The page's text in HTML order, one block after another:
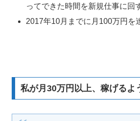
ってできた時間を新規仕事に回
2017年10月までに月100万円を
私が月30万円以上、稼げるよ